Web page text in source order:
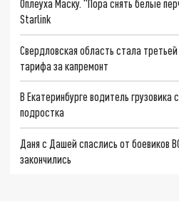
Оплеуха Маску. "Пора снять белые
Starlink
Свердловская область стала
тарифа за капремонт
В Екатеринбурге водитель грузовика
подростка
Даня с Дашей спаслись от боевиков
закончились